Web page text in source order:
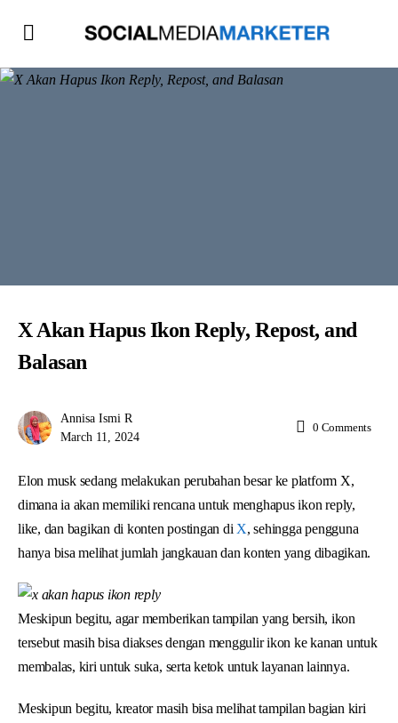
X Akan Hapus Ikon Reply, Repost, and
Balasan
Annisa Ismi R
March 11, 2024
0 Comments
Elon musk sedang melakukan perubahan besar ke platform X,
dimana ia akan memiliki rencana untuk menghapus ikon reply,
like, dan bagikan di konten postingan di X, sehingga pengguna
hanya bisa melihat jumlah jangkauan dan konten yang dibagikan.
Meskipun begitu, agar memberikan tampilan yang bersih, ikon
tersebut masih bisa diakses dengan menggulir ikon ke kanan untuk
membalas, kiri untuk suka, serta ketok untuk layanan lainnya.
Meskipun begitu, kreator masih bisa melihat tampilan bagian kiri